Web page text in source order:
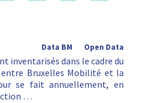
Open Data
Data BM
inventarisés dans le cadre du
Bruxelles Mobilité et la
se fait annuellement, en
…